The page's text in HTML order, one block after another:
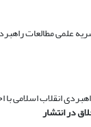
علمی مطالعات
انقلاب اسلامی با
در انتشار